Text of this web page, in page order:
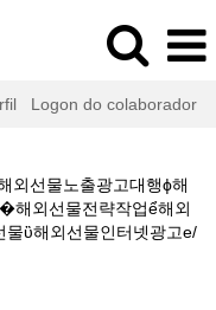
Logon do colaborador
외선물노출광고대행ϕ해
외선물전략작업ể해외
ὒ해외선물인터넷광고e/